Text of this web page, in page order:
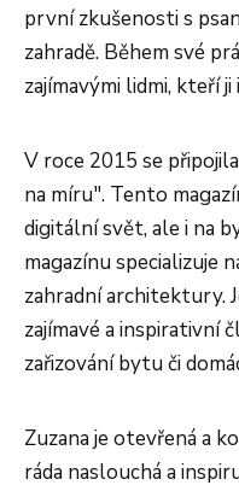
první zkušenosti s
zahradě. Během své
zajímavými lidmi, kteří ji
V roce 2015 se
na míru". Tento
digitální svět, ale i na
magazínu specializuje
zahradní architektury.
zajímavé a inspirativní
zařizování bytu či
Zuzana je otevřená a
ráda naslouchá a